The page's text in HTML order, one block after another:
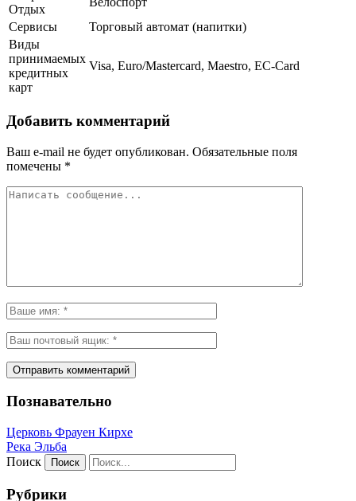
Отдых
Сервисы
Торговый автомат (напитки)
Виды
принимаемых
кредитных
карт
Visa, Euro/Mastercard, Maestro, EC-Card
Добавить комментарий
Ваш e-mail не будет опубликован. Обязательные поля
помечены *
Познавательно
Церковь Фрауен Кирхе
Река Эльба
Поиск
Рубрики